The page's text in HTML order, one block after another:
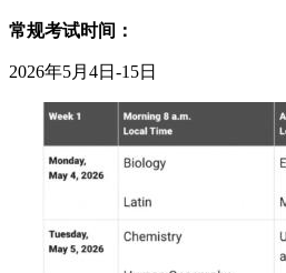
常规考试时间：
2026年5月4日-15日